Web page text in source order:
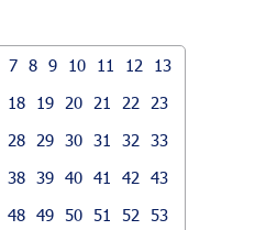
7 8 9 10 11 12
13
18 19 20 21 22
23
28 29 30 31 32
33
38 39 40 41 42
43
48 49 50 51 52
53